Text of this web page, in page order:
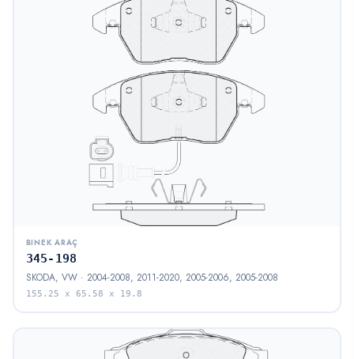
BINEK ARAÇ
345-198
SKODA, VW · 2004-2008, 2011-2020, 2005-2006, 2005-2008
155.25 x 65.58 x 19.8